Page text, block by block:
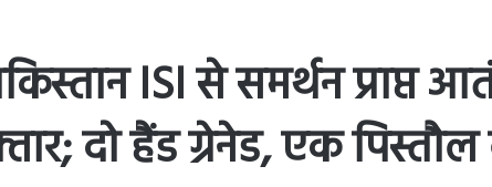
ISI से समर्थन
दो हैंड ग्रेनेड, एक